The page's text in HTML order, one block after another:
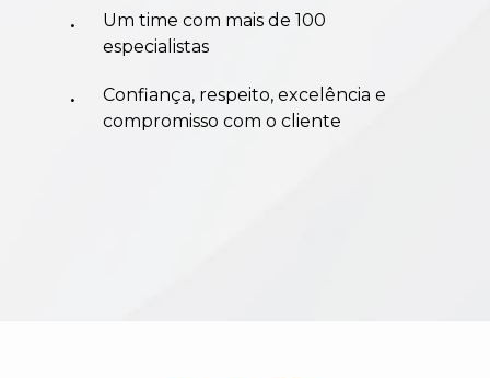
Um time com mais de 100
especialistas
Confiança, respeito, excelência e
compromisso com o cliente